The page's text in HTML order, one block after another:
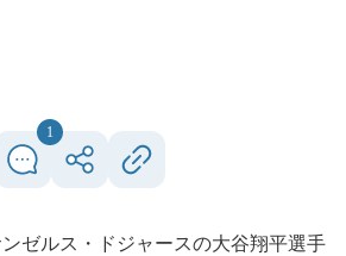
1
ゼルス・ドジャースの大谷翔平選手